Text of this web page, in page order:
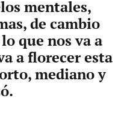
mentales,
de cambio
que nos va a
a florecer esta
mediano y